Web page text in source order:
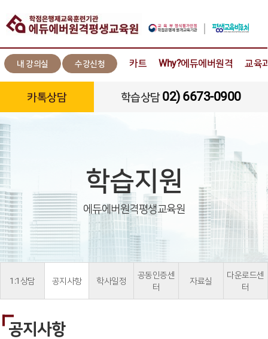
내 강의실 수강신청 카트 Why?에듀에버원격 교육
카톡상담 학습상담02) 6673-0900
학습지원
에듀에버원격평생교육원
1:1상담 공지사항 학사일정
공동인증센
터
자료실
다운로드센
터
공지사항